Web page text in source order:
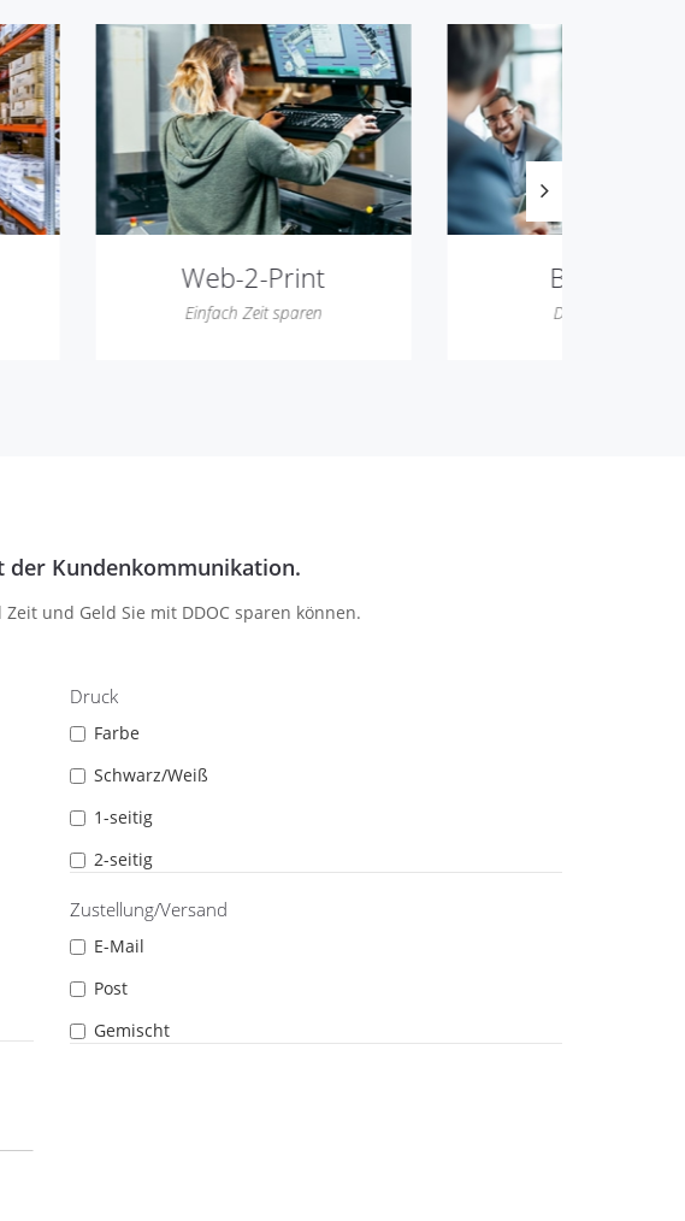
Print
sparen
Beratung
Der Startpunkt
der Kundenkommunikation.
und Geld Sie mit DDOC sparen können.
Druck
Farbe
Schwarz/Weiß
1-seitig
2-seitig
Zustellung/Versand
E-Mail
Post
Gemischt